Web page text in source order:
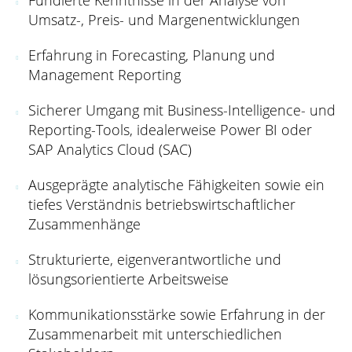
Umsatz-, Preis- und Margenentwicklungen
Erfahrung in Forecasting, Planung und
Management Reporting
Sicherer Umgang mit Business-Intelligence- und
Reporting-Tools, idealerweise Power BI oder
SAP Analytics Cloud (SAC)
Ausgeprägte analytische Fähigkeiten sowie ein
tiefes Verständnis betriebswirtschaftlicher
Zusammenhänge
Strukturierte, eigenverantwortliche und
lösungsorientierte Arbeitsweise
Kommunikationsstärke sowie Erfahrung in der
Zusammenarbeit mit unterschiedlichen